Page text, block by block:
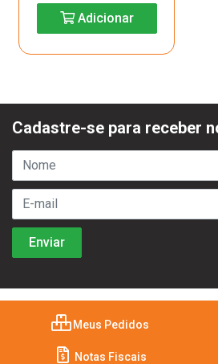
Adicionar
Cadastre-se para receber
Meus Pedidos
Notas Fiscais